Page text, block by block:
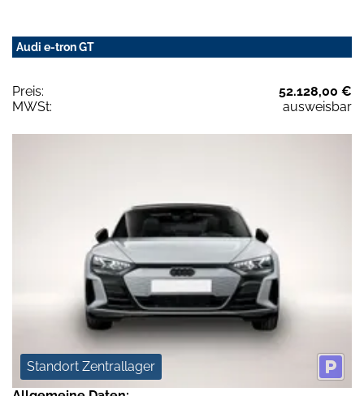
Audi e-tron GT
Preis:
52.128,00 €
MWSt:
ausweisbar
Standort Zentrallager